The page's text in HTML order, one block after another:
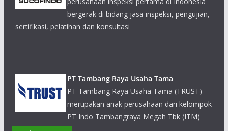
PT Indo Tambangraya Megah Tbk (ITM)
yang bergerak dalam bisnis jasa penambangan profesional